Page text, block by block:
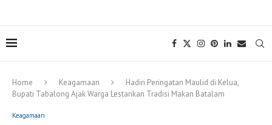
Home Keagamaan
Hadiri Peringatan Maulid di Kelua,
Bupati Tabalong Ajak Warga Lestarikan Tradisi Makan Batalam
Keagamaan